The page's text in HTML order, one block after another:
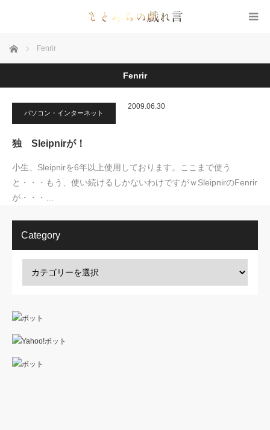
ホーム Fenrir
Fenrir
パソコン・インターネット
2009.06.30
独 Sleipnirが！
小生、Sleipnirを6年以上使用しております。ここまで使う
と・・・もう、使い続けるしかないわけですがｗSleipnirのFenrir
が・・・…
Category